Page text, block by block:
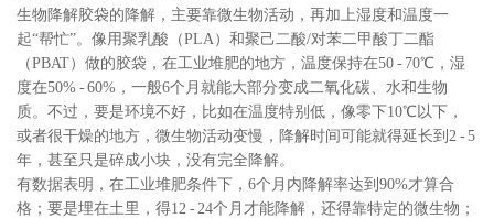
生物降解胶袋的降解，主要靠微生物活动，再加上湿度和温度一
起“帮忙”。像用聚乳酸（PLA）和聚己二酸/对苯二甲酸丁二酯
（PBAT）做的胶袋，在工业堆肥的地方，温度保持在50 - 70℃，湿
度在50% - 60%，一般6个月就能大部分变成二氧化碳、水和生物
质。不过，要是环境不好，比如在温度特别低，像零下10℃以下，
或者很干燥的地方，微生物活动变慢，降解时间可能就得延长到2 - 5
年，甚至只是碎成小块，没有完全降解。
有数据表明，在工业堆肥条件下，6个月内降解率达到90%才算合
格；要是埋在土里，得12 - 24个月才能降解，还得靠特定的微生物；